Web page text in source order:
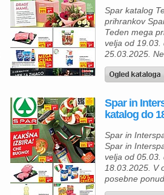
ustvariti okusne
raznolike jedi.
mesa so na
file prsi (500
Spar katalog
prihrankov
Teden mega
velja od 19.03.
25.03.2025.
Spar katalogu
priložnosti za
od srede, 19.
torka, 25.
Cvrtik na vroči
Clatronic
popolna izbira
želijo uživati v
[…]
Spar in
katalog do
Spar in
Spar in
velja od 05.03.
18.03.2025. V
posebne
od sredine, 5.